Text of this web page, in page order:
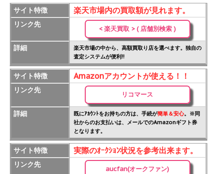
サイト特徴 楽天市場内の買取額が見れます。
リンク先
< 楽天買取 > ( 店舗別検索 )
詳細
楽天市場の中から、高額買取り店を選べます。独自の
査定システムが便利!!
サイト特徴 Amazonアカウントが使える！！
リンク先
リコマース
詳細 既にｱｶｳﾝﾄをお持ちの方は、手続が簡単＆安心。※同
社からのお支払いは、メールでのAmazonギフト券
となります。
サイト特徴 実際のｵｰｸｼｮﾝ状況を参考出来ます。
リンク先
aucfan(オークファン)